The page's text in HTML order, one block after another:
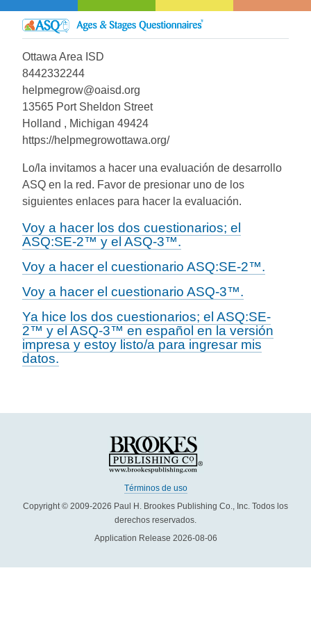
Ottawa Area ISD
8442332244
helpmegrow@oaisd.org
13565 Port Sheldon Street
Holland , Michigan 49424
https://helpmegrowottawa.org/
Lo/la invitamos a hacer una evaluación de desarrollo
ASQ en la red. Favor de presionar uno de los
siguientes enlaces para hacer la evaluación.
Voy a hacer los dos cuestionarios; el
ASQ:SE-2™ y el ASQ-3™.
Voy a hacer el cuestionario ASQ:SE-2™.
Voy a hacer el cuestionario ASQ-3™.
Ya hice los dos cuestionarios; el ASQ:SE-
2™ y el ASQ-3™ en español en la versión
impresa y estoy listo/a para ingresar mis
datos.
Términos de uso
Copyright © 2009-2026 Paul H. Brookes Publishing Co., Inc. Todos los
derechos reservados.
Application Release 2026-08-06